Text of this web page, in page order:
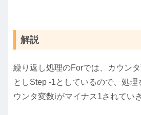
解説
繰り返し処理のForでは、カウン
としStep -1としているので、処理
ウンタ変数iがマイナス1されてい